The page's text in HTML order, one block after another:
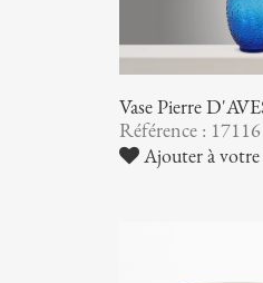
Vase Pierre
Référence : 17116
Ajouter à votre